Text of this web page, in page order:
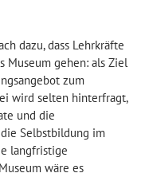
dazu, dass Lehrkräfte
Museum gehen: als Ziel
zum
wird selten hinterfragt,
und die
Selbstbildung im
langfristige
wäre es